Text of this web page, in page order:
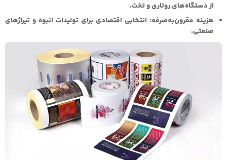
از دستگاه‌های روتاری و تخت.
هزینه مقرون‌به‌صرفه: انتخابی اقتصادی برای تولیدات انبوه و تیراژهای
صنعتی.